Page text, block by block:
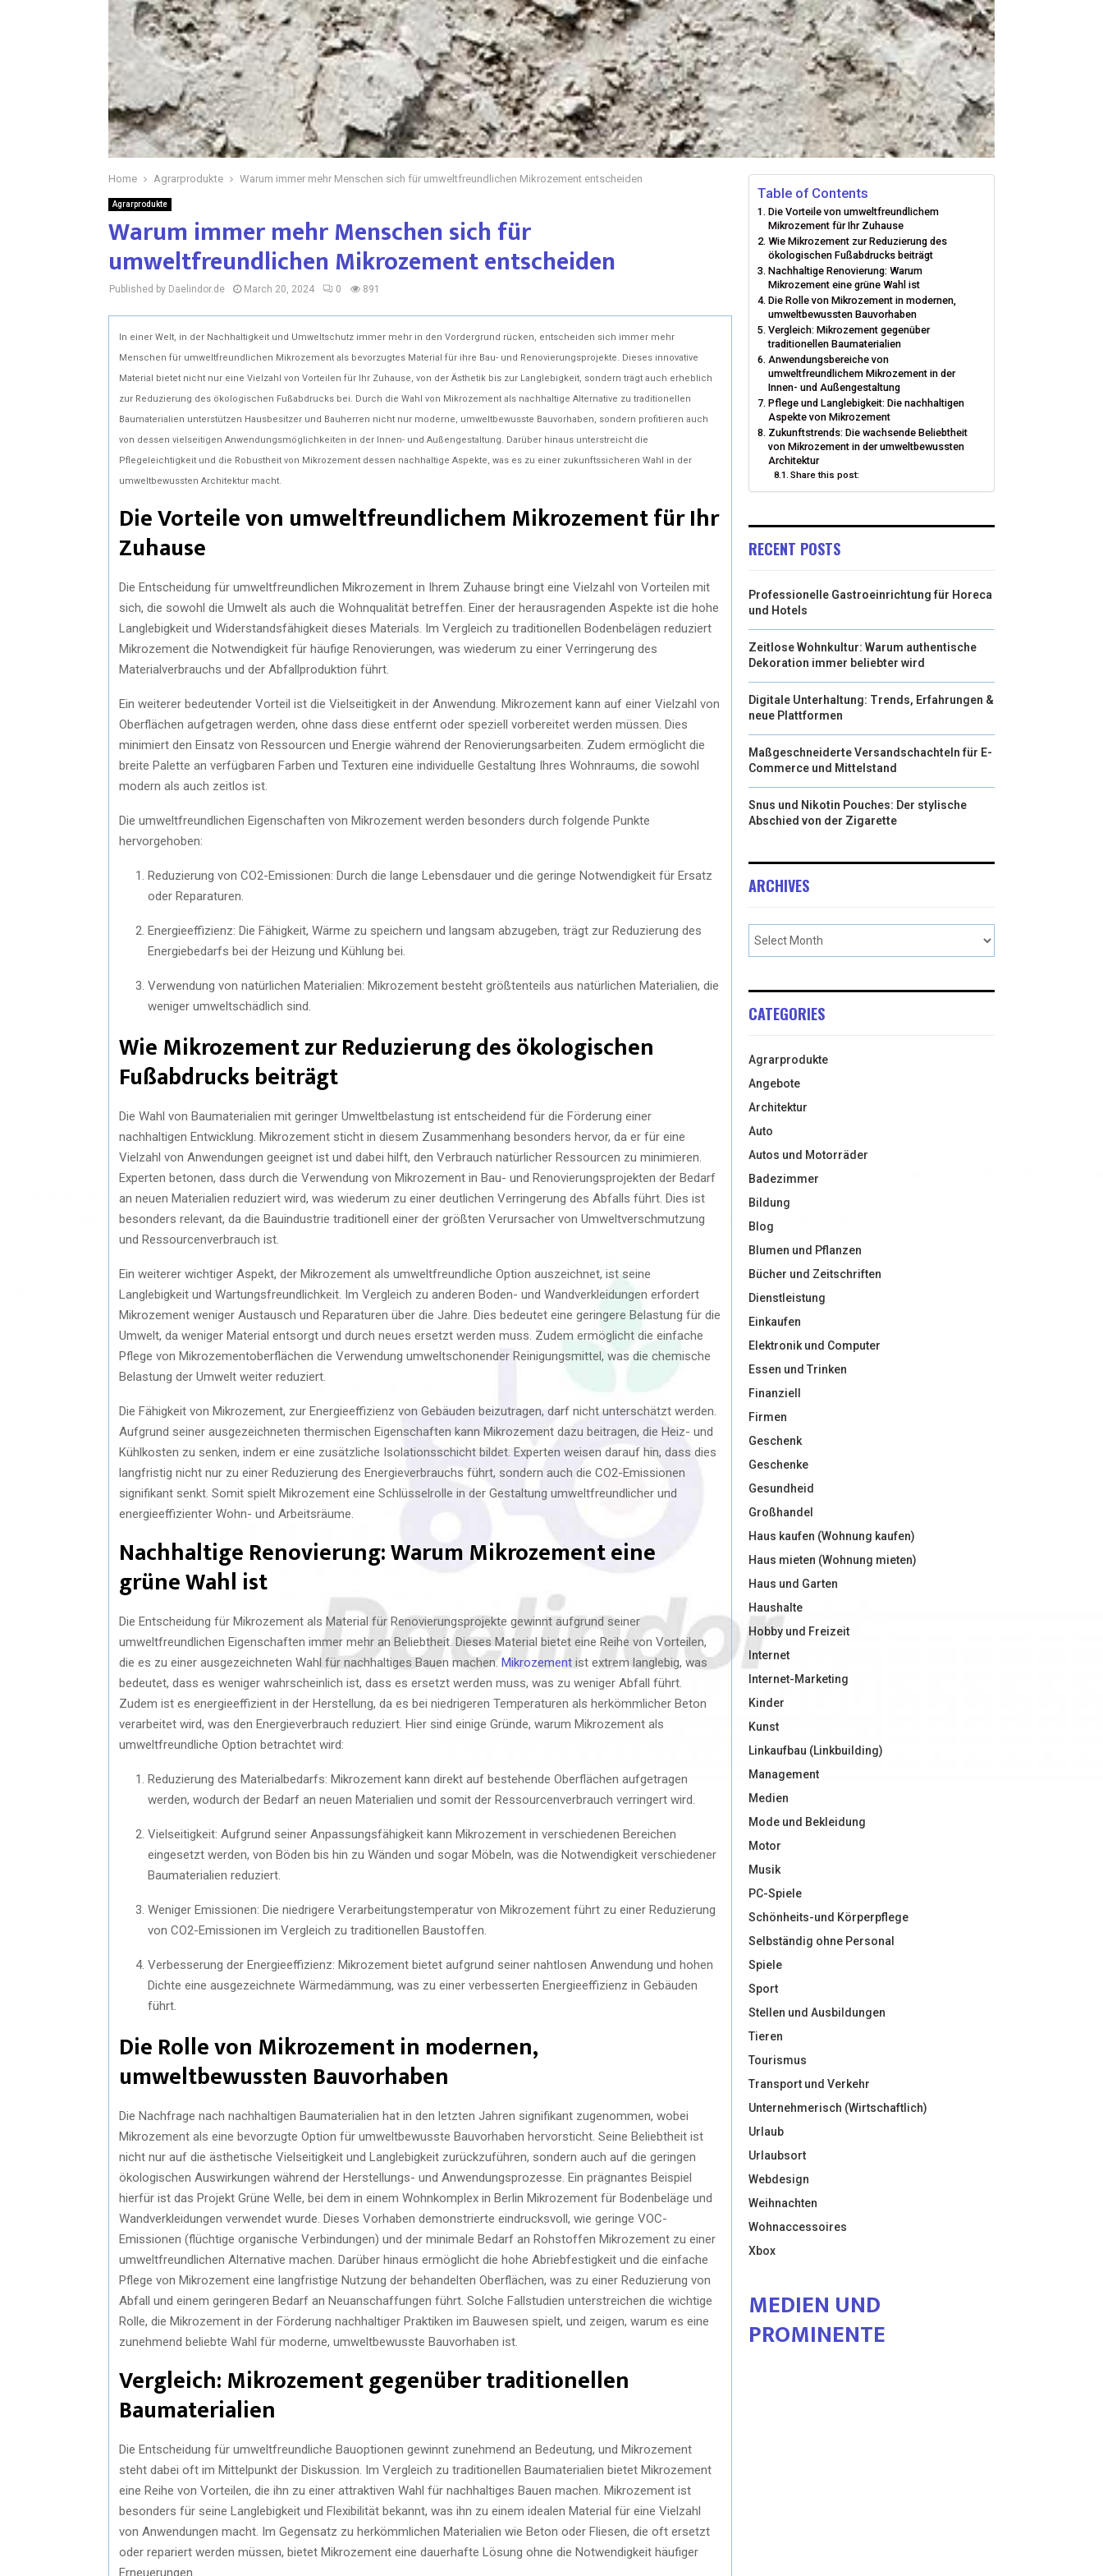
Home Agrarprodukte Warum immer mehr Menschen sich für umweltfreundlichen Mikrozement entscheiden
Agrarprodukte
Warum immer mehr Menschen sich für
umweltfreundlichen Mikrozement entscheiden
Published by Daelindor.de March 20, 2024 0 891
In einer Welt, in der Nachhaltigkeit und Umweltschutz immer mehr in den Vordergrund rücken, entscheiden sich immer mehr
Menschen für umweltfreundlichen Mikrozement als bevorzugtes Material für ihre Bau- und Renovierungsprojekte. Dieses innovative
Material bietet nicht nur eine Vielzahl von Vorteilen für Ihr Zuhause, von der Ästhetik bis zur Langlebigkeit, sondern trägt auch erheblich
zur Reduzierung des ökologischen Fußabdrucks bei. Durch die Wahl von Mikrozement als nachhaltige Alternative zu traditionellen
Baumaterialien unterstützen Hausbesitzer und Bauherren nicht nur moderne, umweltbewusste Bauvorhaben, sondern profitieren auch
von dessen vielseitigen Anwendungsmöglichkeiten in der Innen- und Außengestaltung. Darüber hinaus unterstreicht die
Pflegeleichtigkeit und die Robustheit von Mikrozement dessen nachhaltige Aspekte, was es zu einer zukunftssicheren Wahl in der
umweltbewussten Architektur macht.
Die Vorteile von umweltfreundlichem Mikrozement für Ihr
Zuhause
Die Entscheidung für umweltfreundlichen Mikrozement in Ihrem Zuhause bringt eine Vielzahl von Vorteilen mit
sich, die sowohl die Umwelt als auch die Wohnqualität betreffen. Einer der herausragenden Aspekte ist die hohe
Langlebigkeit und Widerstandsfähigkeit dieses Materials. Im Vergleich zu traditionellen Bodenbelägen reduziert
Mikrozement die Notwendigkeit für häufige Renovierungen, was wiederum zu einer Verringerung des
Materialverbrauchs und der Abfallproduktion führt.
Ein weiterer bedeutender Vorteil ist die Vielseitigkeit in der Anwendung. Mikrozement kann auf einer Vielzahl von
Oberflächen aufgetragen werden, ohne dass diese entfernt oder speziell vorbereitet werden müssen. Dies
minimiert den Einsatz von Ressourcen und Energie während der Renovierungsarbeiten. Zudem ermöglicht die
breite Palette an verfügbaren Farben und Texturen eine individuelle Gestaltung Ihres Wohnraums, die sowohl
modern als auch zeitlos ist.
Die umweltfreundlichen Eigenschaften von Mikrozement werden besonders durch folgende Punkte
hervorgehoben:
Reduzierung von CO2-Emissionen: Durch die lange Lebensdauer und die geringe Notwendigkeit für Ersatz
oder Reparaturen.
Energieeffizienz: Die Fähigkeit, Wärme zu speichern und langsam abzugeben, trägt zur Reduzierung des
Energiebedarfs bei der Heizung und Kühlung bei.
Verwendung von natürlichen Materialien: Mikrozement besteht größtenteils aus natürlichen Materialien, die
weniger umweltschädlich sind.
Wie Mikrozement zur Reduzierung des ökologischen
Fußabdrucks beiträgt
Die Wahl von Baumaterialien mit geringer Umweltbelastung ist entscheidend für die Förderung einer
nachhaltigen Entwicklung. Mikrozement sticht in diesem Zusammenhang besonders hervor, da er für eine
Vielzahl von Anwendungen geeignet ist und dabei hilft, den Verbrauch natürlicher Ressourcen zu minimieren.
Experten betonen, dass durch die Verwendung von Mikrozement in Bau- und Renovierungsprojekten der Bedarf
an neuen Materialien reduziert wird, was wiederum zu einer deutlichen Verringerung des Abfalls führt. Dies ist
besonders relevant, da die Bauindustrie traditionell einer der größten Verursacher von Umweltverschmutzung
und Ressourcenverbrauch ist.
Ein weiterer wichtiger Aspekt, der Mikrozement als umweltfreundliche Option auszeichnet, ist seine
Langlebigkeit und Wartungsfreundlichkeit. Im Vergleich zu anderen Boden- und Wandverkleidungen erfordert
Mikrozement weniger Austausch und Reparaturen über die Jahre. Dies bedeutet eine geringere Belastung für die
Umwelt, da weniger Material entsorgt und durch neues ersetzt werden muss. Zudem ermöglicht die einfache
Pflege von Mikrozementoberflächen die Verwendung umweltschonender Reinigungsmittel, was die chemische
Belastung der Umwelt weiter reduziert.
Die Fähigkeit von Mikrozement, zur Energieeffizienz von Gebäuden beizutragen, darf nicht unterschätzt werden.
Aufgrund seiner ausgezeichneten thermischen Eigenschaften kann Mikrozement dazu beitragen, die Heiz- und
Kühlkosten zu senken, indem er eine zusätzliche Isolationsschicht bildet. Experten weisen darauf hin, dass dies
langfristig nicht nur zu einer Reduzierung des Energieverbrauchs führt, sondern auch die CO2-Emissionen
signifikant senkt. Somit spielt Mikrozement eine Schlüsselrolle in der Gestaltung umweltfreundlicher und
energieeffizienter Wohn- und Arbeitsräume.
Nachhaltige Renovierung: Warum Mikrozement eine
grüne Wahl ist
Die Entscheidung für Mikrozement als Material für Renovierungsprojekte gewinnt aufgrund seiner
umweltfreundlichen Eigenschaften immer mehr an Beliebtheit. Dieses Material bietet eine Reihe von Vorteilen,
die es zu einer ausgezeichneten Wahl für nachhaltiges Bauen machen. Mikrozement ist extrem langlebig, was
bedeutet, dass es weniger wahrscheinlich ist, dass es ersetzt werden muss, was zu weniger Abfall führt.
Zudem ist es energieeffizient in der Herstellung, da es bei niedrigeren Temperaturen als herkömmlicher Beton
verarbeitet wird, was den Energieverbrauch reduziert. Hier sind einige Gründe, warum Mikrozement als
umweltfreundliche Option betrachtet wird:
Reduzierung des Materialbedarfs: Mikrozement kann direkt auf bestehende Oberflächen aufgetragen
werden, wodurch der Bedarf an neuen Materialien und somit der Ressourcenverbrauch verringert wird.
Vielseitigkeit: Aufgrund seiner Anpassungsfähigkeit kann Mikrozement in verschiedenen Bereichen
eingesetzt werden, von Böden bis hin zu Wänden und sogar Möbeln, was die Notwendigkeit verschiedener
Baumaterialien reduziert.
Weniger Emissionen: Die niedrigere Verarbeitungstemperatur von Mikrozement führt zu einer Reduzierung
von CO2-Emissionen im Vergleich zu traditionellen Baustoffen.
Verbesserung der Energieeffizienz: Mikrozement bietet aufgrund seiner nahtlosen Anwendung und hohen
Dichte eine ausgezeichnete Wärmedämmung, was zu einer verbesserten Energieeffizienz in Gebäuden
führt.
Die Rolle von Mikrozement in modernen,
umweltbewussten Bauvorhaben
Die Nachfrage nach nachhaltigen Baumaterialien hat in den letzten Jahren signifikant zugenommen, wobei
Mikrozement als eine bevorzugte Option für umweltbewusste Bauvorhaben hervorsticht. Seine Beliebtheit ist
nicht nur auf die ästhetische Vielseitigkeit und Langlebigkeit zurückzuführen, sondern auch auf die geringen
ökologischen Auswirkungen während der Herstellungs- und Anwendungsprozesse. Ein prägnantes Beispiel
hierfür ist das Projekt Grüne Welle, bei dem in einem Wohnkomplex in Berlin Mikrozement für Bodenbeläge und
Wandverkleidungen verwendet wurde. Dieses Vorhaben demonstrierte eindrucksvoll, wie geringe VOC-
Emissionen (flüchtige organische Verbindungen) und der minimale Bedarf an Rohstoffen Mikrozement zu einer
umweltfreundlichen Alternative machen. Darüber hinaus ermöglicht die hohe Abriebfestigkeit und die einfache
Pflege von Mikrozement eine langfristige Nutzung der behandelten Oberflächen, was zu einer Reduzierung von
Abfall und einem geringeren Bedarf an Neuanschaffungen führt. Solche Fallstudien unterstreichen die wichtige
Rolle, die Mikrozement in der Förderung nachhaltiger Praktiken im Bauwesen spielt, und zeigen, warum es eine
zunehmend beliebte Wahl für moderne, umweltbewusste Bauvorhaben ist.
Vergleich: Mikrozement gegenüber traditionellen
Baumaterialien
Die Entscheidung für umweltfreundliche Bauoptionen gewinnt zunehmend an Bedeutung, und Mikrozement
steht dabei oft im Mittelpunkt der Diskussion. Im Vergleich zu traditionellen Baumaterialien bietet Mikrozement
eine Reihe von Vorteilen, die ihn zu einer attraktiven Wahl für nachhaltiges Bauen machen. Mikrozement ist
besonders für seine Langlebigkeit und Flexibilität bekannt, was ihn zu einem idealen Material für eine Vielzahl
von Anwendungen macht. Im Gegensatz zu herkömmlichen Materialien wie Beton oder Fliesen, die oft ersetzt
oder repariert werden müssen, bietet Mikrozement eine dauerhafte Lösung ohne die Notwendigkeit häufiger
Erneuerungen.
Table of Contents
Die Vorteile von umweltfreundlichem
Mikrozement für Ihr Zuhause
Wie Mikrozement zur Reduzierung des
ökologischen Fußabdrucks beiträgt
Nachhaltige Renovierung: Warum
Mikrozement eine grüne Wahl ist
Die Rolle von Mikrozement in modernen,
umweltbewussten Bauvorhaben
Vergleich: Mikrozement gegenüber
traditionellen Baumaterialien
Anwendungsbereiche von
umweltfreundlichem Mikrozement in der
Innen- und Außengestaltung
Pflege und Langlebigkeit: Die nachhaltigen
Aspekte von Mikrozement
Zukunftstrends: Die wachsende Beliebtheit
von Mikrozement in der umweltbewussten
Architektur
Share this post:
RECENT POSTS
Professionelle Gastroeinrichtung für Horeca
und Hotels
Zeitlose Wohnkultur: Warum authentische
Dekoration immer beliebter wird
Digitale Unterhaltung: Trends, Erfahrungen &
neue Plattformen
Maßgeschneiderte Versandschachteln für E-
Commerce und Mittelstand
Snus und Nikotin Pouches: Der stylische
Abschied von der Zigarette
ARCHIVES
CATEGORIES
Agrarprodukte
Angebote
Architektur
Auto
Autos und Motorräder
Badezimmer
Bildung
Blog
Blumen und Pflanzen
Bücher und Zeitschriften
Dienstleistung
Einkaufen
Elektronik und Computer
Essen und Trinken
Finanziell
Firmen
Geschenk
Geschenke
Gesundheid
Großhandel
Haus kaufen (Wohnung kaufen)
Haus mieten (Wohnung mieten)
Haus und Garten
Haushalte
Hobby und Freizeit
Internet
Internet-Marketing
Kinder
Kunst
Linkaufbau (Linkbuilding)
Management
Medien
Mode und Bekleidung
Motor
Musik
PC-Spiele
Schönheits-und Körperpflege
Selbständig ohne Personal
Spiele
Sport
Stellen und Ausbildungen
Tieren
Tourismus
Transport und Verkehr
Unternehmerisch (Wirtschaftlich)
Urlaub
Urlaubsort
Webdesign
Weihnachten
Wohnaccessoires
Xbox
MEDIEN UND
PROMINENTE